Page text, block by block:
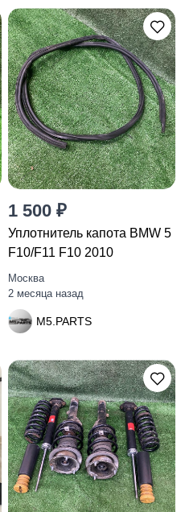
1 500 ₽
Уплотнитель капота BMW 5
F10/F11 F10 2010
Москва
2 месяца назад
M5.PARTS